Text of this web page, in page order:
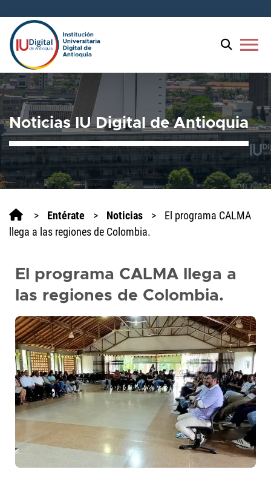
al
lector
pantalla
All
in
One
Accesibilidad
Para
iniciar
el
lector
pantalla
All
Accesibilidad,
presione
Este
acceso
directo
activa
lector
pantalla
para
ayudarle
menu
Noticias IU Digital de Antioquia
> Entérate > Noticias >
El programa CALMA
llega a las regiones de Colombia.
El programa CALMA llega a
las regiones de Colombia.